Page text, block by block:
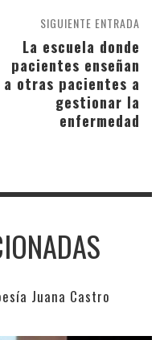
SIGUIENTE ENTRADA
La escuela donde
pacientes enseñan
a otras pacientes a
gestionar la
enfermedad
Juana Castro